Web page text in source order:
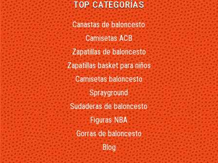
TOP CATEGORÍAS
Canastas de baloncesto
Camisetas ACB
Zapatillas de baloncesto
Zapatillas basket para niños
Camisetas baloncesto
Sprayground
Sudaderas de baloncesto
Figuras NBA
Gorras de baloncesto
Blog